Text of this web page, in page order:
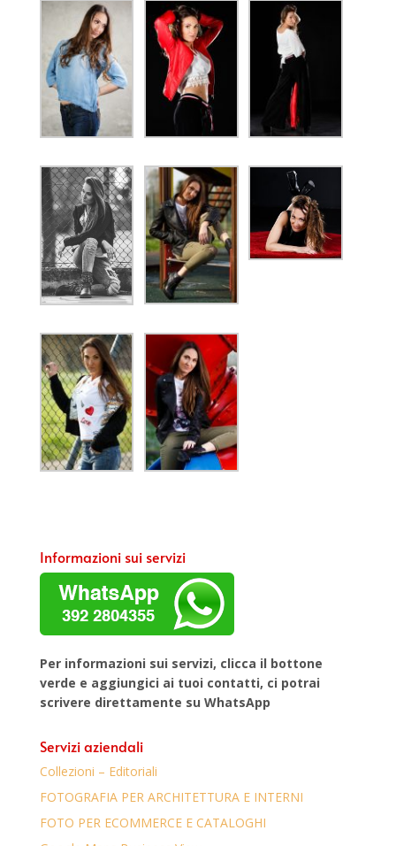
Informazioni sui servizi
Per informazioni sui servizi, clicca il bottone
verde e aggiungici ai tuoi contatti, ci potrai
scrivere direttamente su WhatsApp
Servizi aziendali
Collezioni – Editoriali
FOTOGRAFIA PER ARCHITETTURA E INTERNI
FOTO PER ECOMMERCE E CATALOGHI